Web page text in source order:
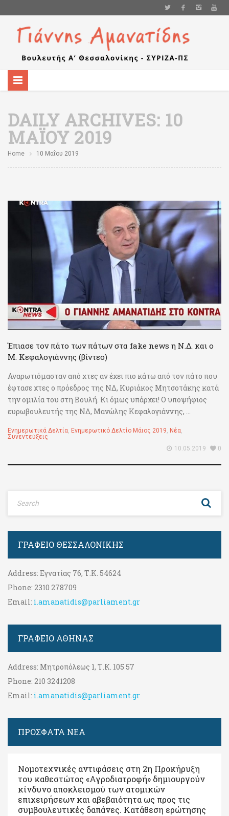
DAILY ARCHIVES: 10
ΜΑΪ́ΟΥ 2019
Home 10 Μαΐου 2019
Έπιασε τον πάτο των πάτων στα fake news η Ν.Δ. και ο
Μ. Κεφαλογιάννης (βίντεο)
Αναρωτιόμασταν από χτες αν έχει πιο κάτω από τον πάτο που
έφτασε χτες ο πρόεδρος της ΝΔ, Κυριάκος Μητσοτάκης κατά
την ομιλία του στη Βουλή. Κι όμως υπάρχει! Ο υποψήφιος
ευρωβουλευτής της ΝΔ, Μανώλης Κεφαλογιάννης, ...
Ενημερωτικά Δελτία, Ενημερωτικό Δελτίο Μάιος 2019, Νέα,
Συνεντεύξεις
10.05.2019
0
ΓΡΑΦΕΊΟ ΘΕΣΣΑΛΟΝΊΚΗΣ
Address: Εγνατίας 76, Τ.Κ. 54624
Phone: 2310 278709
Email: i.amanatidis@parliament.gr
ΓΡΑΦΕΊΟ ΑΘΉΝΑΣ
Address: Μητροπόλεως 1, Τ.Κ. 105 57
Phone: 210 3241208
Email: i.amanatidis@parliament.gr
ΠΡΟΣΦΑΤΑ ΝΕΑ
Νομοτεχνικές αντιφάσεις στη 2η Προκήρυξη
του καθεστώτος «Αγροδιατροφή» δημιουργούν
κίνδυνο αποκλεισμού των ατομικών
επιχειρήσεων και αβεβαιότητα ως προς τις
συμβουλευτικές δαπάνες. Κατάθεση ερώτησης